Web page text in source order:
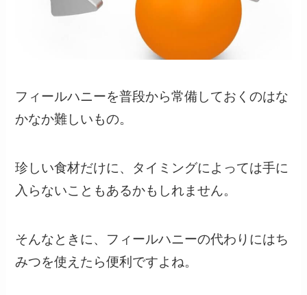
フィールハニーを普段から常備しておくのはな
かなか難しいもの。
珍しい食材だけに、タイミングによっては手に
入らないこともあるかもしれません。
そんなときに、フィールハニーの代わりにはち
みつを使えたら便利ですよね。